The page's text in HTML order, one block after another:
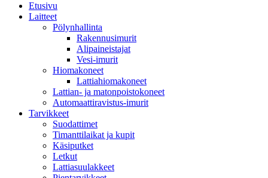
Etusivu
Laitteet
Pölynhallinta
Rakennusimurit
Alipaineistajat
Vesi-imurit
Hiomakoneet
Lattiahiomakoneet
Lattian- ja matonpoistokoneet
Automaattiravistus-imurit
Tarvikkeet
Suodattimet
Timanttilaikat ja kupit
Käsiputket
Letkut
Lattiasuulakkeet